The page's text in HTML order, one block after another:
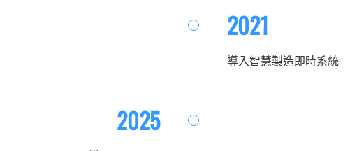
2021
導入智慧製造即時系統
2025